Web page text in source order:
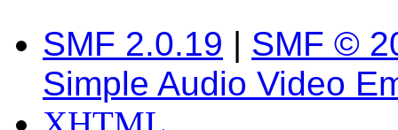
SMF 2.0.19 | SMF ©
Simple Audio Video